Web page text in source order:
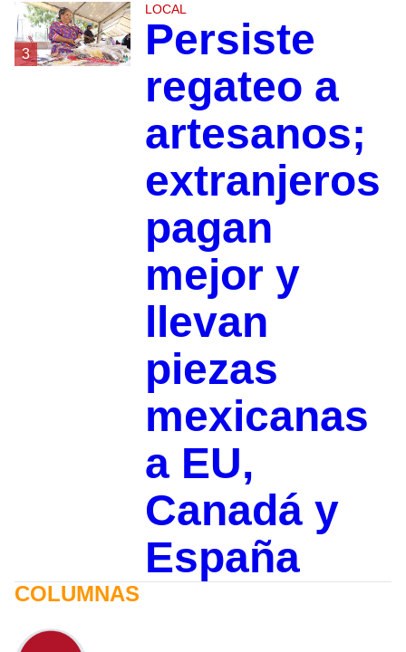
3
LOCAL
Persiste
regateo a
artesanos;
extranjeros
pagan
mejor y
llevan
piezas
mexicanas
a EU,
Canadá y
España
COLUMNAS